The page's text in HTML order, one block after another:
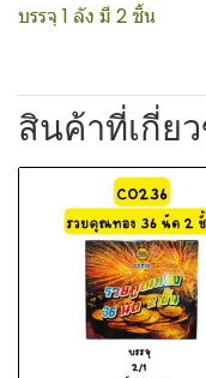
บรรจุ 1 ลัง มี 2 ชิ้น
สินค้าที่เกี่ย